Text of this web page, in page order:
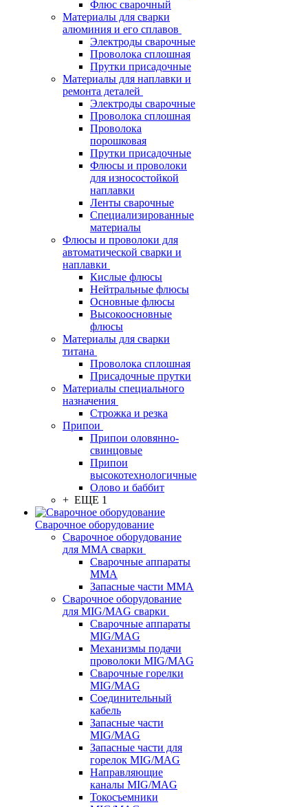
Флюс сварочный
Материалы для сварки
алюминия и его сплавов
Электроды сварочные
Проволока сплошная
Прутки присадочные
Материалы для наплавки и
ремонта деталей
Электроды сварочные
Проволока сплошная
Проволока
порошковая
Прутки присадочные
Флюсы и проволоки
для износостойкой
наплавки
Ленты сварочные
Специализированные
материалы
Флюсы и проволоки для
автоматической сварки и
наплавки
Кислые флюсы
Нейтральные флюсы
Основные флюсы
Высокоосновные
флюсы
Материалы для сварки
титана
Проволока сплошная
Присадочные прутки
Материалы специального
назначения
Строжка и резка
Припои
Припои оловянно-
свинцовые
Припои
высокотехнологичные
Олово и баббит
+ ЕЩЕ 1
Сварочное оборудование
Сварочное оборудование
для MMA сварки
Сварочные аппараты
MMA
Запасные части MMA
Сварочное оборудование
для MIG/MAG сварки
Сварочные аппараты
MIG/MAG
Механизмы подачи
проволоки MIG/MAG
Сварочные горелки
MIG/MAG
Соединительный
кабель
Запасные части
MIG/MAG
Запасные части для
горелок MIG/MAG
Направляющие
каналы MIG/MAG
Токосъемники